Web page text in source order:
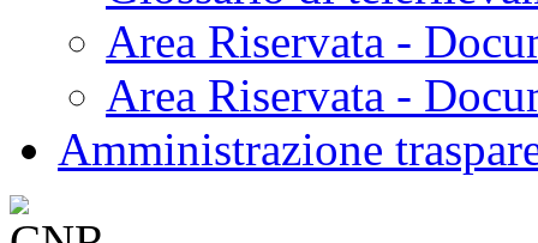
Area Riservata -
Area Riservata -
Amministrazione